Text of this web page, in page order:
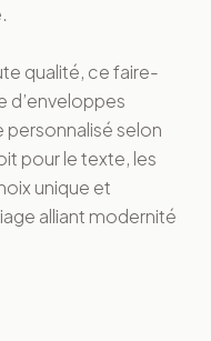
qualité, ce faire-
d’enveloppes
selon
pour le texte, les
unique et
alliant modernité